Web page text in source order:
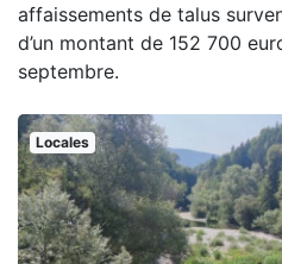
affaissements de talus
d’un montant de 152 700
septembre.
Locales